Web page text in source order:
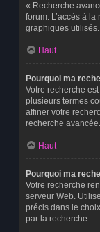
« Recherche
forum. L’accès à
graphiques utilisés.
Haut
Pourquoi ma
Votre recherche
plusieurs termes
affiner votre
recherche avancée.
Haut
Pourquoi ma
Votre recherche
serveur Web.
précis dans le
par la recherche.